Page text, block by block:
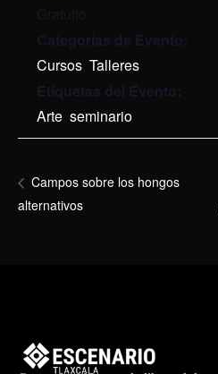
Gratuito
Categorías de Evento:
Cursos, Talleres
Etiquetas del Evento:
Arte, seminario
Campos sobre los hongos
alternativos